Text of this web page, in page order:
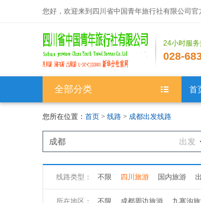
您好，欢迎来到四川省中国青年旅行社有限公司官
24小时服
028-
全部分类 首
您所在位置： 首页 > 线路 > 成都出发线路
出发
成都
线路类型： 不限 四川旅游 国内旅游
所在地区： 不限 成都周边旅游 九寨沟